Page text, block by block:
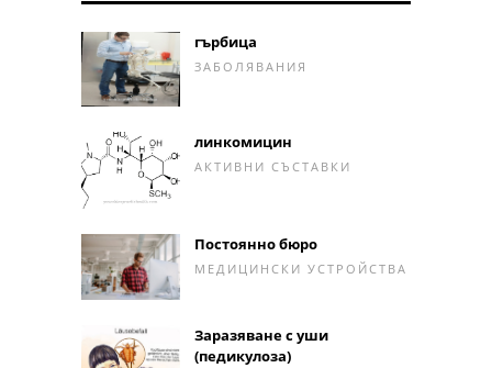
гърбица
ЗАБОЛЯВАНИЯ
линкомицин
АКТИВНИ СЪСТАВКИ
Постоянно бюро
МЕДИЦИНСКИ УСТРОЙСТВА
Заразяване с уши
(педикулоза)